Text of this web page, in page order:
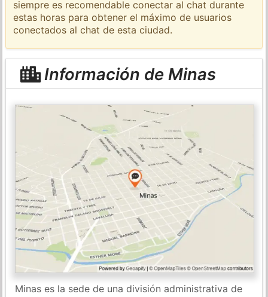
siempre es recomendable conectar al chat durante
estas horas para obtener el máximo de usuarios
conectados al chat de esta ciudad.
Información de Minas
Minas es la sede de una división administrativa de